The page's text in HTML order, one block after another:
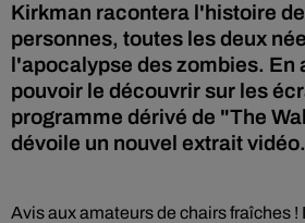
Kirkman racontera l'histoire
personnes, toutes les deux
l'apocalypse des zombies. En
pouvoir le découvrir sur les
programme dérivé de "The
dévoile un nouvel extrait vidéo.
Avis aux amateurs de chairs fraîches !